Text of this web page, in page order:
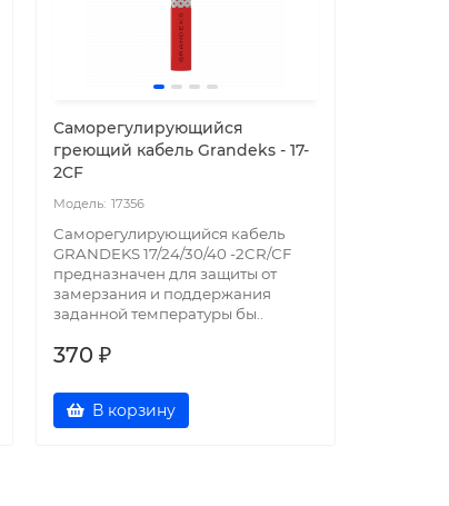
Саморегулирующийся
греющий кабель Grandeks - 17-
2CF
17356
Саморегулирующийся кабель
GRANDEKS 17/24/30/40 -2CR/СF
предназначен для защиты от
замерзания и поддержания
заданной температуры бы..
370 ₽
В корзину